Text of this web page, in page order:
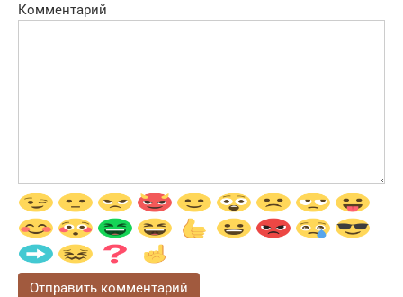
Комментарий